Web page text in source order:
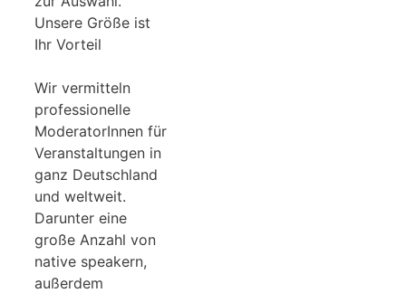
Unsere Größe ist
Ihr Vorteil
Wir vermitteln
professionelle
ModeratorInnen für
Veranstaltungen in
ganz Deutschland
und weltweit.
Darunter eine
große Anzahl von
native speakern,
außerdem